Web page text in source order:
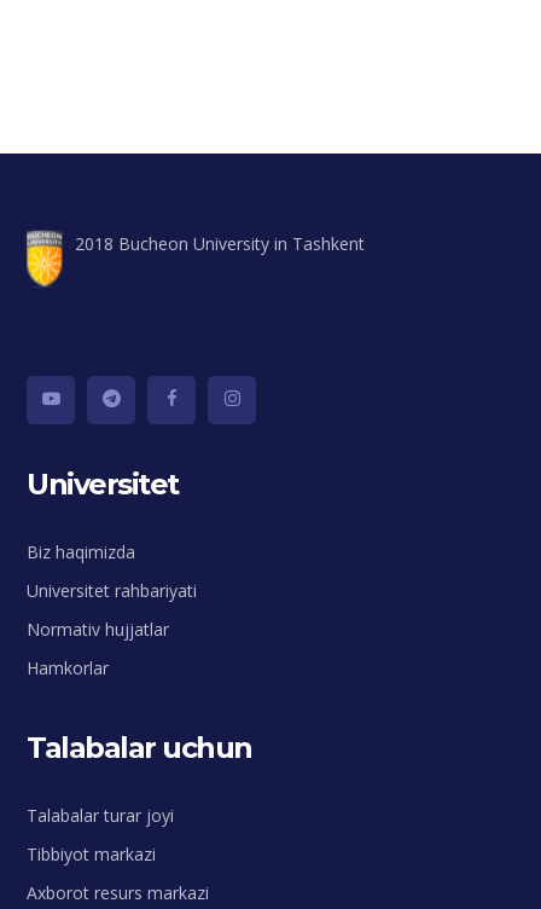
2018 Bucheon University in Tashkent
Universitet
Biz haqimizda
Universitet rahbariyati
Normativ hujjatlar
Hamkorlar
Talabalar uchun
Talabalar turar joyi
Tibbiyot markazi
Axborot resurs markazi